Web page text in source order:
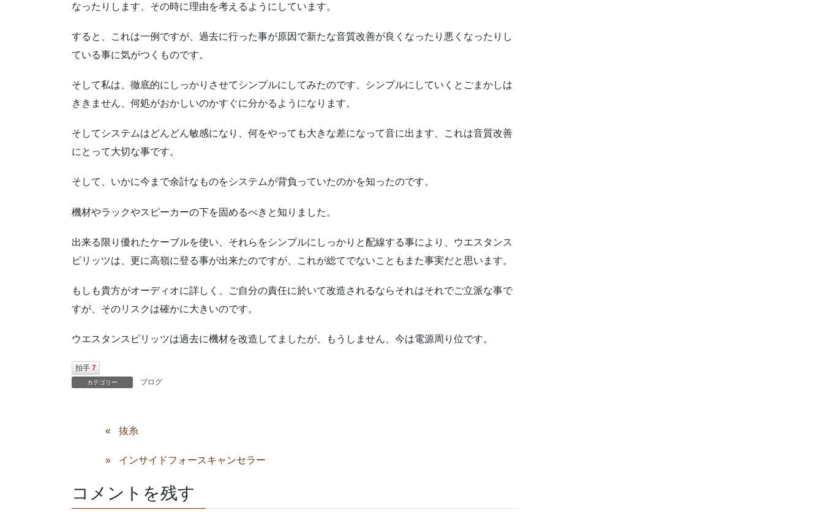
なったりします、その時に理由を考えるようにしています。
すると、これは一例ですが、過去に行った事が原因で新たな音質改善が良くなったり悪くなったりし
ている事に気がつくものです。
そして私は、徹底的にしっかりさせてシンプルにしてみたのです、シンプルにしていくとごまかしは
ききません、何処がおかしいのかすぐに分かるようになります。
そしてシステムはどんどん敏感になり、何をやっても大きな差になって音に出ます、これは音質改善
にとって大切な事です。
そして、いかに今まで余計なものをシステムが背負っていたのかを知ったのです。
機材やラックやスピーカーの下を固めるべきと知りました。
出来る限り優れたケーブルを使い、それらをシンプルにしっかりと配線する事により、ウエスタンス
ピリッツは、更に高嶺に登る事が出来たのですが、これが総てでないこともまた事実だと思います。
もしも貴方がオーディオに詳しく、ご自分の責任に於いて改造されるならそれはそれでご立派な事で
すが、そのリスクは確かに大きいのです。
ウエスタンスピリッツは過去に機材を改造してましたが、もうしません、今は電源周り位です。
拍手 7
カテゴリー ブログ
抜糸
インサイドフォースキャンセラー
コメントを残す